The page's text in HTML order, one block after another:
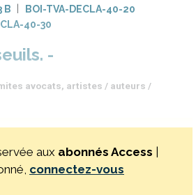
B
BOI-TVA-DECLA-40-20
40-30
avocats, artistes / auteurs /
aux abonnés Access |
connectez-vous